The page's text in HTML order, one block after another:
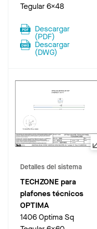
Tegular 6x48
Descargar
(PDF)
Descargar
(DWG)
Detalles del sistema
TECHZONE para
plafones técnicos
OPTIMA
1406 Optima Sq